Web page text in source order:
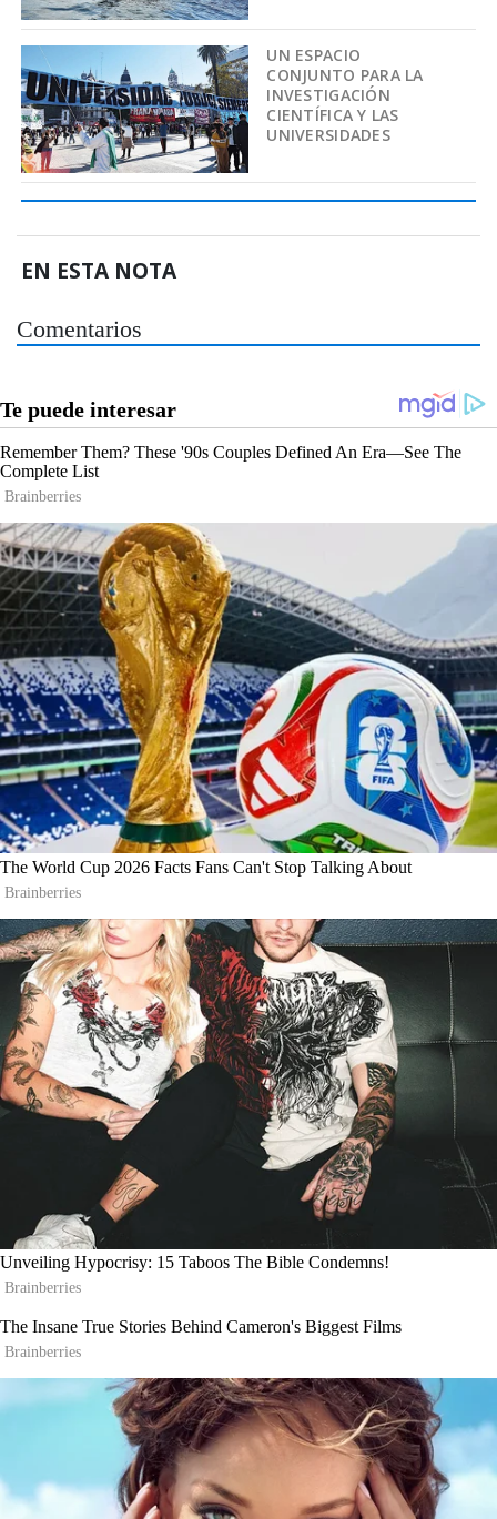
UN ESPACIO
CONJUNTO PARA LA
INVESTIGACIÓN
CIENTÍFICA Y LAS
UNIVERSIDADES
EN ESTA NOTA
Comentarios